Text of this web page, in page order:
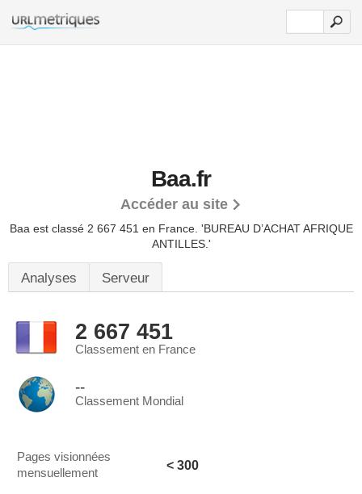
Baa.fr
Accéder au site
Baa est classé 2 667 451 en France. 'BUREAU D’ACHAT AFRIQUE
ANTILLES.'
Analyses Serveur
2 667 451
Classement en France
--
Classement Mondial
Pages visionnées
mensuellement
< 300